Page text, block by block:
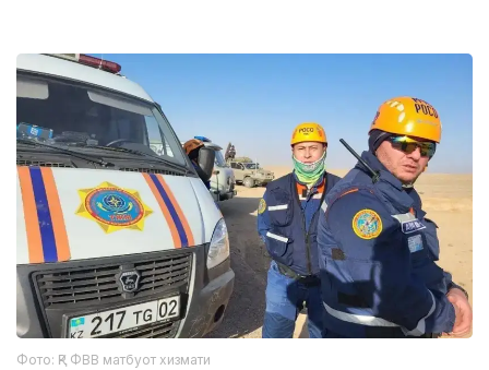
Фото: ҚР ФВВ матбуот хизмати